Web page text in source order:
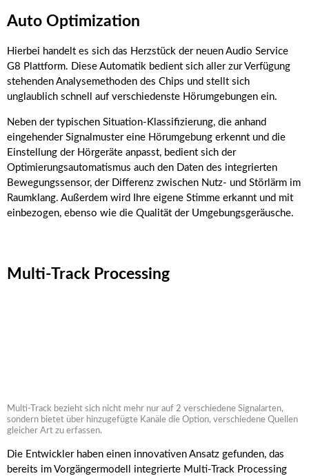
Auto Optimization
Hierbei handelt es sich das Herzstück der neuen Audio Service
G8 Plattform. Diese Automatik bedient sich aller zur Verfügung
stehenden Analysemethoden des Chips und stellt sich
unglaublich schnell auf verschiedenste Hörumgebungen ein.
Neben der typischen Situation-Klassifizierung, die anhand
eingehender Signalmuster eine Hörumgebung erkennt und die
Einstellung der Hörgeräte anpasst, bedient sich der
Optimierungsautomatismus auch den Daten des integrierten
Bewegungssensor, der Differenz zwischen Nutz- und Störlärm im
Raumklang. Außerdem wird Ihre eigene Stimme erkannt und mit
einbezogen, ebenso wie die Qualität der Umgebungsgeräusche.
Multi-Track Processing
Multi-Track bezieht sich nicht mehr nur auf 2 verschiedene Signalarten,
sondern bietet über hinzugefügte Kanäle die Option, verschiedene Quellen
gleicher Art zu erfassen.
Die Entwickler haben einen innovativen Ansatz gefunden, das
bereits im Vorgängermodell integrierte Multi-Track Processing